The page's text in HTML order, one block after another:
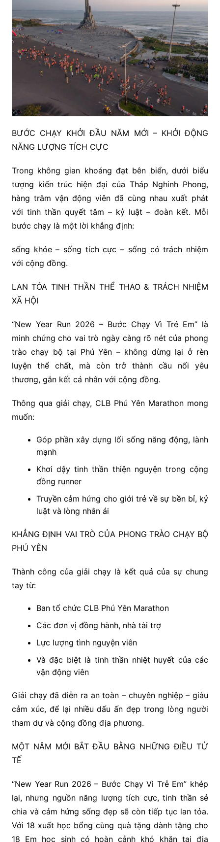
BƯỚC CHẠY KHỞI ĐẦU NĂM MỚI – KHỞI ĐỘNG
NĂNG LƯỢNG TÍCH CỰC
Trong không gian khoáng đạt bên biển, dưới biểu
tượng kiến trúc hiện đại của Tháp Nghinh Phong,
hàng trăm vận động viên đã cùng nhau xuất phát
với tinh thần quyết tâm – kỷ luật – đoàn kết. Mỗi
bước chạy là một lời khẳng định:
sống khỏe – sống tích cực – sống có trách nhiệm
với cộng đồng.
LAN TỎA TINH THẦN THỂ THAO & TRÁCH NHIỆM
XÃ HỘI
“New Year Run 2026 – Bước Chạy Vì Trẻ Em” là
minh chứng cho vai trò ngày càng rõ nét của phong
trào chạy bộ tại Phú Yên – không dừng lại ở rèn
luyện thể chất, mà còn trở thành cầu nối yêu
thương, gắn kết cá nhân với cộng đồng.
Thông qua giải chạy, CLB Phú Yên Marathon mong
muốn:
Góp phần xây dựng lối sống năng động, lành
mạnh
Khơi dậy tinh thần thiện nguyện trong cộng
đồng runner
Truyền cảm hứng cho giới trẻ về sự bền bỉ, kỷ
luật và lòng nhân ái
KHẲNG ĐỊNH VAI TRÒ CỦA PHONG TRÀO CHẠY BỘ
PHÚ YÊN
Thành công của giải chạy là kết quả của sự chung
tay từ:
Ban tổ chức CLB Phú Yên Marathon
Các đơn vị đồng hành, nhà tài trợ
Lực lượng tình nguyện viên
Và đặc biệt là tinh thần nhiệt huyết của các
vận động viên
Giải chạy đã diễn ra an toàn – chuyên nghiệp – giàu
cảm xúc, để lại nhiều dấu ấn đẹp trong lòng người
tham dự và cộng đồng địa phương.
MỘT NĂM MỚI BẮT ĐẦU BẰNG NHỮNG ĐIỀU TỬ
TẾ
“New Year Run 2026 – Bước Chạy Vì Trẻ Em” khép
lại, nhưng nguồn năng lượng tích cực, tinh thần sẻ
chia và cảm hứng sống đẹp sẽ còn tiếp tục lan tỏa.
Với 18 xuất học bổng cùng quà tặng dành tặng cho
18 Em học sinh có hoàn cảnh khó khăn tại địa